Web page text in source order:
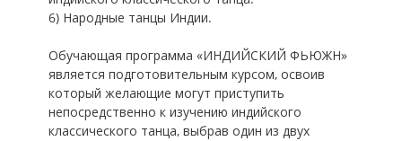
6) Народные танцы Индии.
Обучающая программа «ИНДИЙСКИЙ ФЬЮЖН»
является подготовительным курсом, освоив
который желающие могут приступить
непосредственно к изучению индийского
классического танца, выбрав один из двух